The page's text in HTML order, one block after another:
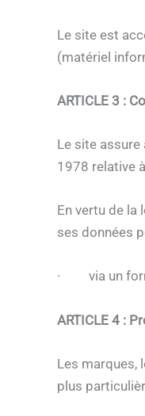
Le site est
(matériel
ARTICLE 3 :
Le site assure
1978 relative
En vertu de la
ses données
· via un
ARTICLE 4 :
Les marques,
plus